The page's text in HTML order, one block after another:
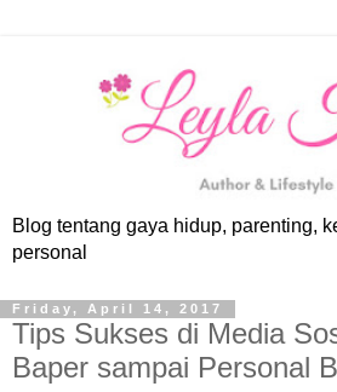
Blog tentang gaya hidup, parenting,
personal
Friday, April 14, 2017
Tips Sukses di Media
Baper sampai Personal